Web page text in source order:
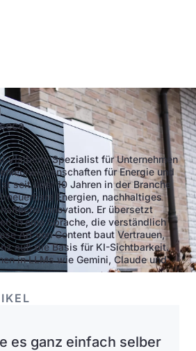
Visibility Spezialist für Unternehmen
für Energie und
seit über 10 Jahren in der Branche
Energien, nachhaltiges
Innovation. Er übersetzt
in eine Sprache, die verständlich
Art von Content baut Vertrauen,
auf: die Basis für KI-Sichtbarkeit.
in LLMs wie Gemini, Claude und
es ganz einfach selber